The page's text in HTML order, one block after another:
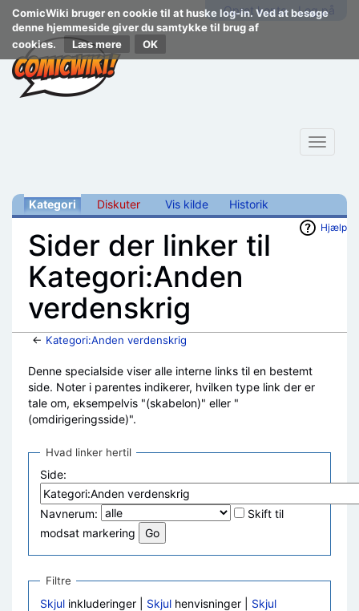
ComicWiki bruger en cookie til at huske log-in. Ved at besøge
denne hjemmeside giver du samtykke til brug af
cookies.
Læs mere
Opret konto Log på
Toggle
Kategori Diskuter Vis kilde Historik
Hjælp
Sider der linker til
Kategori:Anden
verdenskrig
← Kategori:Anden verdenskrig
Denne specialside viser alle interne links til en bestemt
side. Noter i parentes indikerer, hvilken type link der er
tale om, eksempelvis "(skabelon)" eller "
(omdirigeringsside)".
Hvad linker hertil
Side:
Navnerum:
Skift til
modsat markering
Filtre
Skjul inkluderinger | Skjul henvisninger | Skjul